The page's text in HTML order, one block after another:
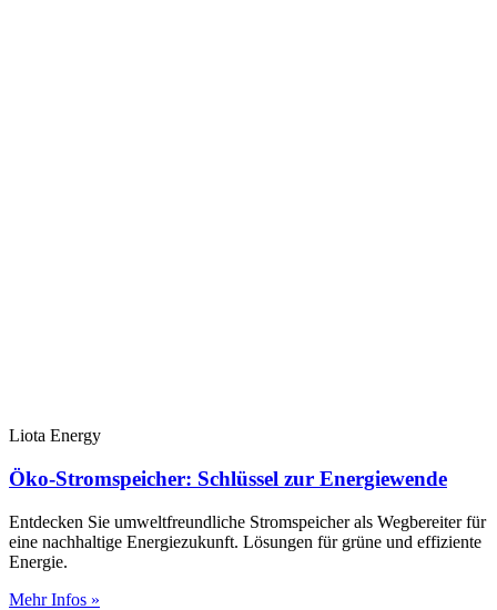
Liota Energy
Öko-Stromspeicher: Schlüssel zur Energiewende
Entdecken Sie umweltfreundliche Stromspeicher als Wegbereiter für
eine nachhaltige Energiezukunft. Lösungen für grüne und effiziente
Energie.
Mehr Infos »